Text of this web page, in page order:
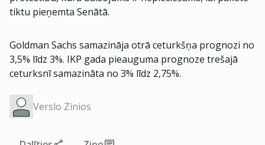
tiktu pieņemta Senātā.
Goldman Sachs samazināja otrā ceturkšņa prognozi no
3,5% līdz 3%. IKP gada pieauguma prognoze trešajā
ceturksnī samazināta no 3% līdz 2,75%.
Verslo Zinios